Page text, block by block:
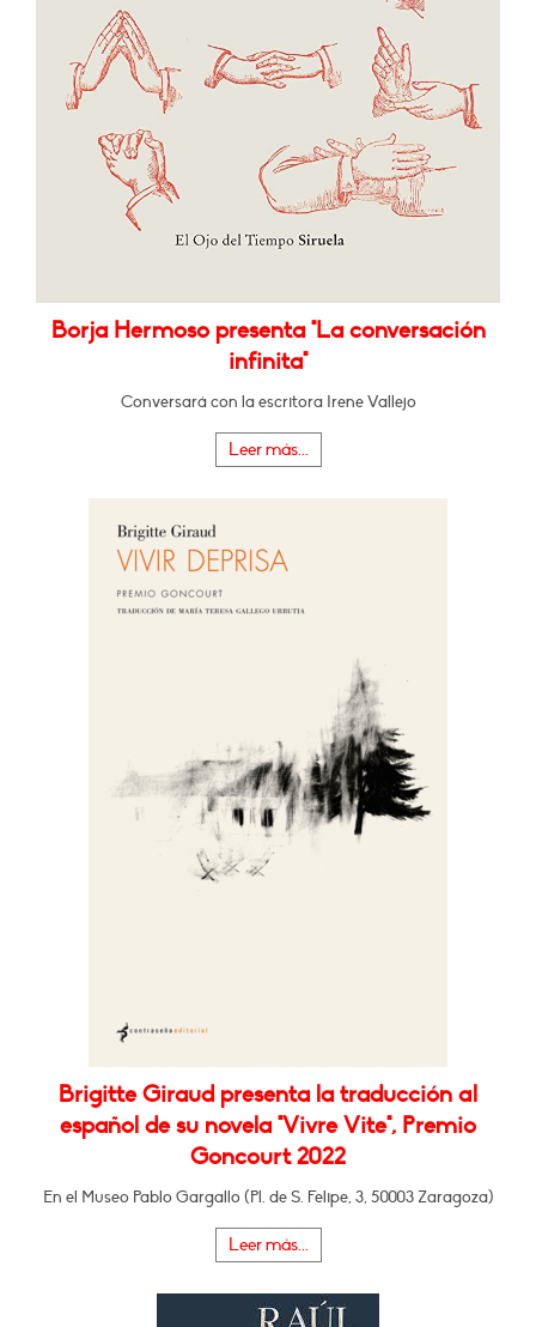
Borja Hermoso presenta "La conversación
infinita"
Conversará con la escritora Irene Vallejo
Leer más...
Brigitte Giraud presenta la traducción al
español de su novela "Vivre Vite", Premio
Goncourt 2022
En el Museo Pablo Gargallo (Pl. de S. Felipe, 3, 50003 Zaragoza)
Leer más...